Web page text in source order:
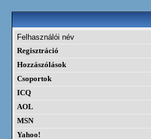
Felhasználói név
Regisztráció
Hozzászólások
Csoportok
ICQ
AOL
MSN
Yahoo!